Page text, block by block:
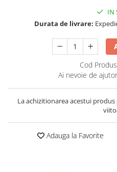
IN
Durata de livrare:
Cod
Ai nevoie de
La achizitionarea acestui
Adauga la Favorite